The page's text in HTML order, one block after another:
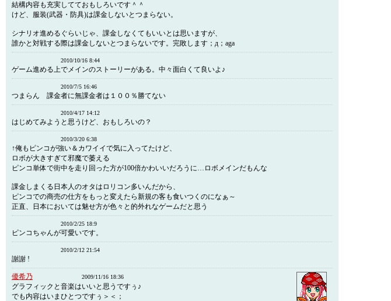
結構内容も充実してておもしろいです＾＾
けど、服装(武器・防具)は課金しないとつまらない。
シナリオ進めるぐらいじゃ、課金しなくてもいいとは思いますが、
誰かと対戦する際は課金しないとつまらないです。完敗します；д；aga
2010/10/16 8:44
ゲーム進める上でメインのストーリーがある。中々面白くて良いよ♪
2010/7/5 16:46
つまらん 課金者に無課金者は１００％勝てない
2010/4/17 14:12
はじめてみようと思うけど、おもしろいの？
2010/3/20 6:38
↑俺もピンコが強い＆カワイイで気に入ってたけど、
ロボが大きすぎて邪魔で萎える
ピンコ単体で街中を走り回った方が100倍かわいいだろうに…ロボメインだもんな
課金しまくる日本人のオタはロリコン多いんだから、
ピンコでの商売の仕方をもっと変えたら新規の客も食いつくのになぁ～
正直、日本においては魅せ方が色々と的外れなゲームだと思う
2010/2/25 18:9
ピンコちゃんが可愛いです。
2010/2/12 21:54
謝謝 !
優希乃 2009/11/16 18:36
グラフィックと音楽はいいと思うですぅ♪
でも内容はいまひとつですぅ＞＜；